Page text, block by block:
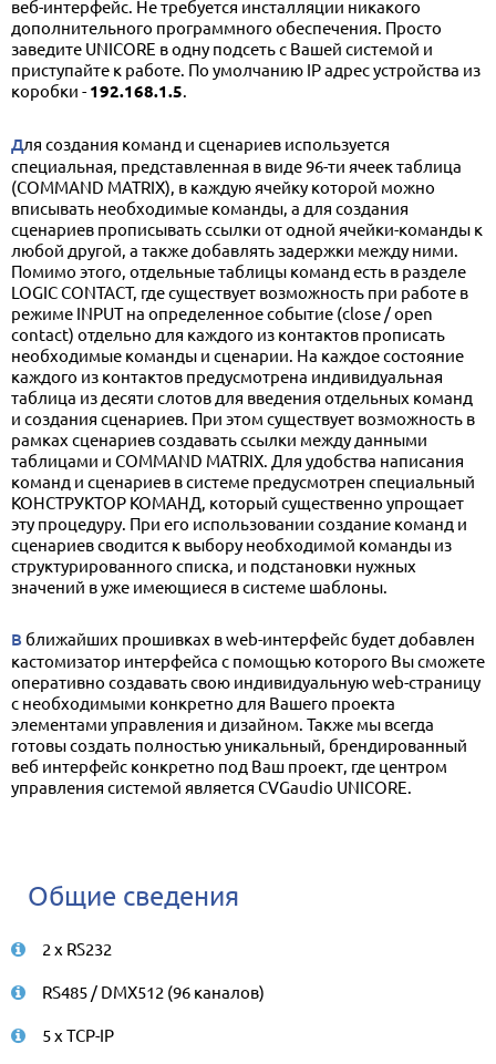
веб-интерфейс. Не требуется инсталляции никакого
дополнительного программного обеспечения. Просто
заведите UNICORE в одну подсеть с Вашей системой и
приступайте к работе. По умолчанию IP адрес устройства из
коробки -192.168.1.5.
Для создания команд и сценариев используется
специальная, представленная в виде 96-ти ячеек таблица
(COMMAND MATRIX), в каждую ячейку которой можно
вписывать необходимые команды, а для создания
сценариев прописывать ссылки от одной ячейки-команды к
любой другой, а также добавлять задержки между ними.
Помимо этого, отдельные таблицы команд есть в разделе
LOGIC CONTACT, где существует возможность при работе в
режиме INPUT на определенное событие (close / open
contact) отдельно для каждого из контактов прописать
необходимые команды и сценарии. На каждое состояние
каждого из контактов предусмотрена индивидуальная
таблица из десяти слотов для введения отдельных команд
и создания сценариев. При этом существует возможность в
рамках сценариев создавать ссылки между данными
таблицами и COMMAND MATRIX. Для удобства написания
команд и сценариев в системе предусмотрен специальный
КОНСТРУКТОР КОМАНД, который существенно упрощает
эту процедуру. При его использовании создание команд и
сценариев сводится к выбору необходимой команды из
структурированного списка, и подстановки нужных
значений в уже имеющиеся в системе шаблоны.
В ближайших прошивках в web-интерфейс будет добавлен
кастомизатор интерфейса с помощью которого Вы сможете
оперативно создавать свою индивидуальную web-страницу
c необходимыми конкретно для Вашего проекта
элементами управления и дизайном. Также мы всегда
готовы создать полностью уникальный, брендированный
веб интерфейс конкретно под Ваш проект, где центром
управления системой является CVGaudio UNICORE.
Общие сведения
2 x RS232
RS485 / DMX512 (96 каналов)
5 x TCP-IP